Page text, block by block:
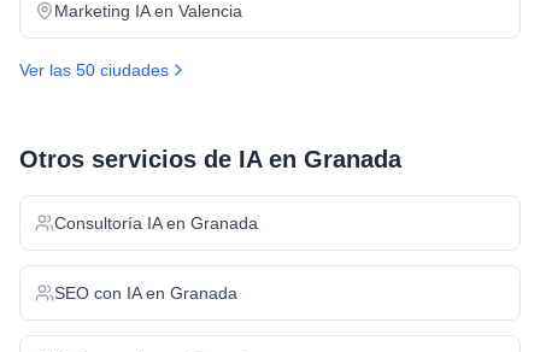
Marketing IAen Valencia
Ver las 50 ciudades
Otros servicios de IA en Granada
Consultoría IAen Granada
SEO con IAen Granada